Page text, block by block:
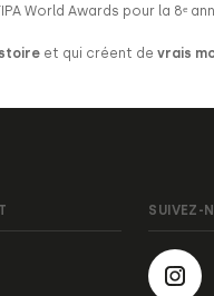
World Awards pour la 8ᵉ
et qui créent de vrais
SUIVEZ-